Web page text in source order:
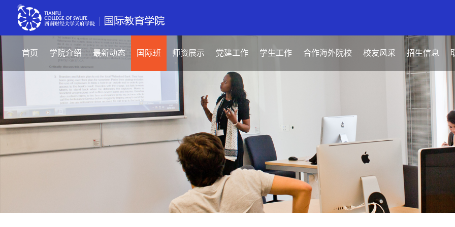
首页 学院介绍 最新动态 国际班 师资展示 党建工作 学生工作 合作海外院校 校友风采 招生信息